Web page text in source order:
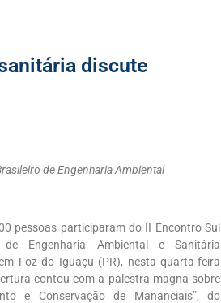
discute
de Engenharia Ambiental
pessoas participaram do II Encontro Sul
de Engenharia Ambiental e Sanitária
Foz do Iguaçu (PR), nesta quarta-feira
contou com a palestra magna sobre
e Conservação de Mananciais”, do